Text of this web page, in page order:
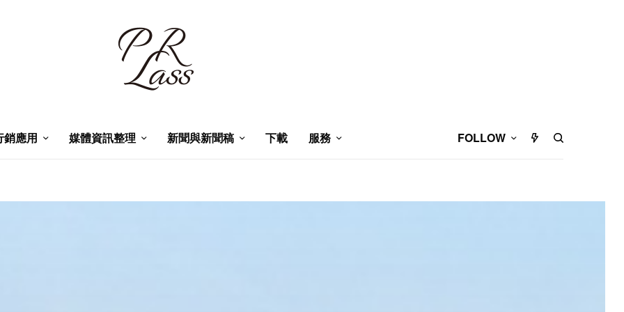
銷應用 媒體資訊整理 新聞與新聞稿 下載 服務 FOLLOW